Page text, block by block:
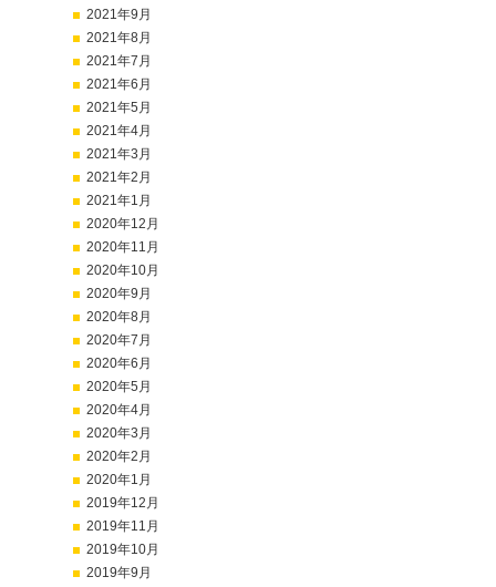
2021年9月
2021年8月
2021年7月
2021年6月
2021年5月
2021年4月
2021年3月
2021年2月
2021年1月
2020年12月
2020年11月
2020年10月
2020年9月
2020年8月
2020年7月
2020年6月
2020年5月
2020年4月
2020年3月
2020年2月
2020年1月
2019年12月
2019年11月
2019年10月
2019年9月